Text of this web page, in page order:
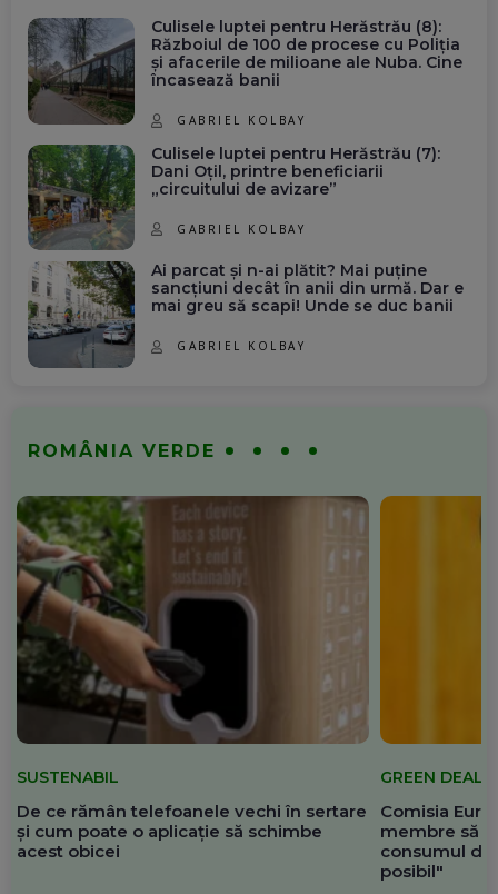
Culisele luptei pentru Herăstrău (8):
Războiul de 100 de procese cu Poliția
și afacerile de milioane ale Nuba. Cine
încasează banii
GABRIEL KOLBAY
Culisele luptei pentru Herăstrău (7):
Dani Oțil, printre beneficiarii
„circuitului de avizare”
GABRIEL KOLBAY
Ai parcat și n-ai plătit? Mai puține
sancțiuni decât în anii din urmă. Dar e
mai greu să scapi! Unde se duc banii
GABRIEL KOLBAY
ROMÂNIA VERDE
SUSTENABIL
De ce rămân telefoanele vechi în sertare
și cum poate o aplicație să schimbe
acest obicei
GREEN DEAL
Comisia
membre să
consumul de
posibil"